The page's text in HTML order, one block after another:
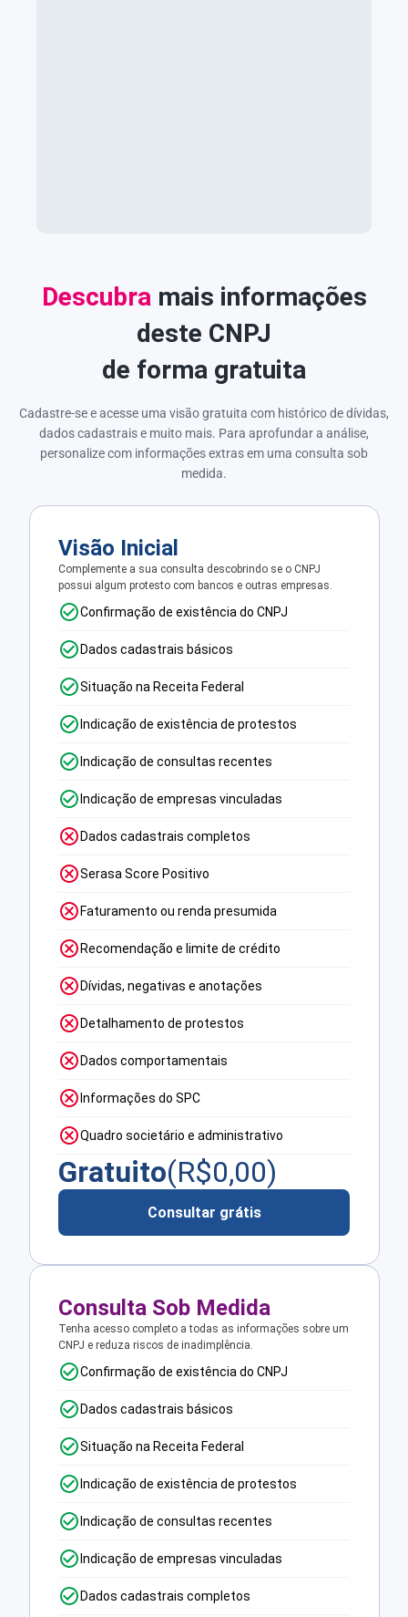
Descubramais informações
deste CNPJ
de forma gratuita
Cadastre-se e acesse uma visão gratuita com histórico de dívidas,
dados cadastrais e muito mais. Para aprofundar a análise,
personalize com informações extras em uma consulta sob
medida.
Visão Inicial
Complemente a sua consulta descobrindo se o CNPJ
possui algum protesto com bancos e outras empresas.
Confirmação de existência do CNPJ
Dados cadastrais básicos
Situação na Receita Federal
Indicação de existência de protestos
Indicação de consultas recentes
Indicação de empresas vinculadas
Dados cadastrais completos
Serasa Score Positivo
Faturamento ou renda presumida
Recomendação e limite de crédito
Dívidas, negativas e anotações
Detalhamento de protestos
Dados comportamentais
Informações do SPC
Quadro societário e administrativo
Gratuito(R$0,00)
Consultar grátis
Consulta Sob Medida
Tenha acesso completo a todas as informações sobre um
CNPJ e reduza riscos de inadimplência.
Confirmação de existência do CNPJ
Dados cadastrais básicos
Situação na Receita Federal
Indicação de existência de protestos
Indicação de consultas recentes
Indicação de empresas vinculadas
Dados cadastrais completos